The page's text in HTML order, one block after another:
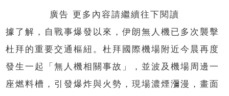
廣告 更多內容請繼續往下閱讀
據了解，自戰事爆發以來，伊朗無人機已多次襲擊
杜拜的重要交通樞紐。杜拜國際機場附近今晨再度
發生一起「無人機相關事故」，並波及機場周邊一
座燃料槽，引發爆炸與火勢，現場濃煙瀰漫，畫面